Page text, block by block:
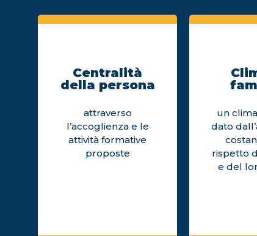
Centralità
della persona
attraverso
l’accoglienza e le
attività formative
proposte
un
dato
rispetto
e del